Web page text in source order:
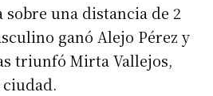
sobre una distancia de 2
ganó Alejo Pérez y
triunfó Mirta Vallejos,